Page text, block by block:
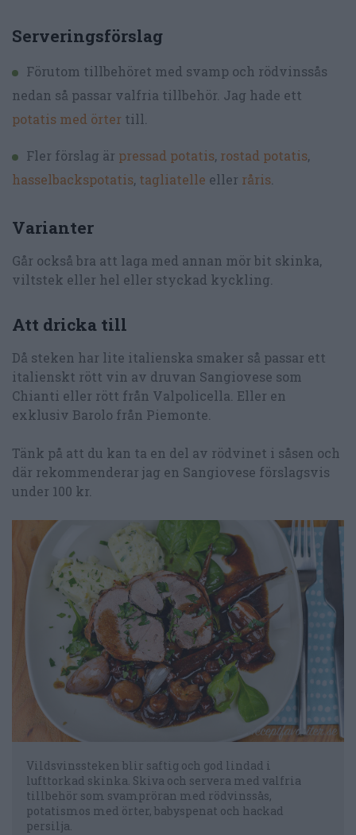
Serveringsförslag
Förutom tillbehöret med svamp och rödvinssås
nedan så passar valfria tillbehör. Jag hade ett
potatis med örter till.
Fler förslag är pressad potatis, rostad potatis,
hasselbackspotatis, tagliatelle eller råris.
Varianter
Går också bra att laga med annan mör bit skinka,
viltstek eller hel eller styckad kyckling.
Att dricka till
Då steken har lite italienska smaker så passar ett
italienskt rött vin av druvan Sangiovese som
Chianti eller rött från Valpolicella. Eller en
exklusiv Barolo från Piemonte.
Tänk på att du kan ta en del av rödvinet i såsen och
där rekommenderar jag en Sangiovese förslagsvis
under 100 kr.
Vildsvinssteken blir saftig och god lindad i
lufttorkad skinka. Skiva och servera med valfria
tillbehör som svampröran med rödvinssås,
potatismos med örter, babyspenat och hackad
persilja.